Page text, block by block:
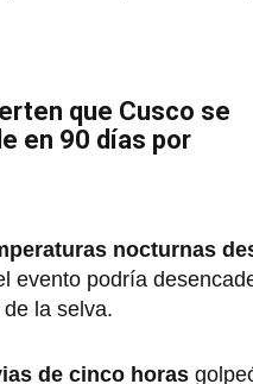
que Cusco se
en 90 días por
nocturnas
evento podría
la selva.
de cinco horas